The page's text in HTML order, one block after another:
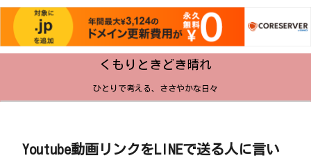
くもりときどき晴れ
ひとりで考える、ささやかな日々
Youtube動画リンクをLINEで送る人に言い